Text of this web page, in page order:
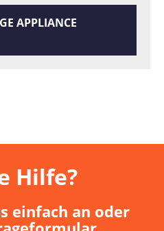
APPLIANCE
Hilfe?
einfach an oder